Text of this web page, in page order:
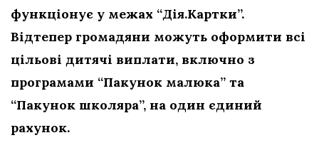
функціонує у межах “Дія.Картки”.
Відтепер громадяни можуть оформити всі
цільові дитячі виплати, включно з
програмами “Пакунок малюка” та
“Пакунок школяра”, на один єдиний
рахунок.